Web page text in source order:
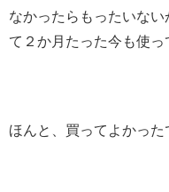
なかったらもったいな
て２か月たった今も使っ
ほんと、買ってよかった